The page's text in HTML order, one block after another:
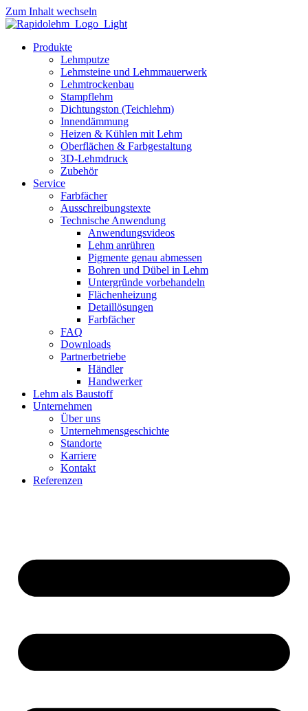
Zum Inhalt wechseln
Produkte
Lehmputze
Lehmsteine und Lehmmauerwerk
Lehmtrockenbau
Stampflehm
Dichtungston (Teichlehm)
Innendämmung
Heizen & Kühlen mit Lehm
Oberflächen & Farbgestaltung
3D-Lehmdruck
Zubehör
Service
Farbfächer
Ausschreibungstexte
Technische Anwendung
Anwendungsvideos
Lehm anrühren
Pigmente genau abmessen
Bohren und Dübel in Lehm
Untergründe vorbehandeln
Flächenheizung
Detaillösungen
Farbfächer
FAQ
Downloads
Partnerbetriebe
Händler
Handwerker
Lehm als Baustoff
Unternehmen
Über uns
Unternehmensgeschichte
Standorte
Karriere
Kontakt
Referenzen